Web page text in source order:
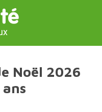
Noël 2026